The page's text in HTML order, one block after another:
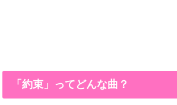
「約束」ってどんな曲？